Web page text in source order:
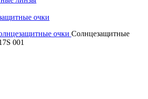
очки
очки Солнцезащитные
001